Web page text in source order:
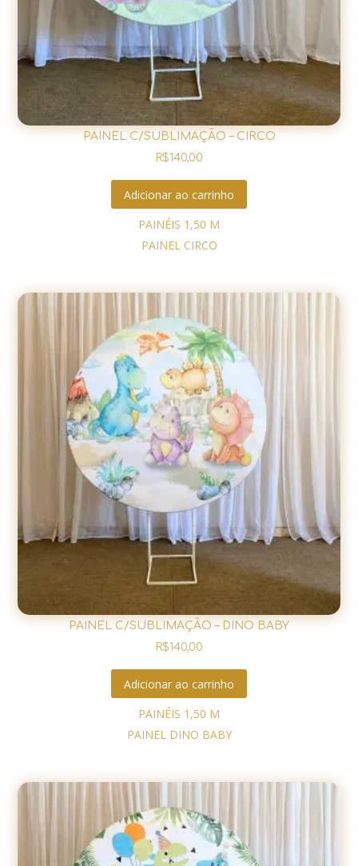
PAINEL C/SUBLIMAÇÃO – CIRCO
R$140,00
Adicionar ao carrinho
PAINÉIS 1,50 M
PAINEL CIRCO
PAINEL C/SUBLIMAÇÃO – DINO BABY
R$140,00
Adicionar ao carrinho
PAINÉIS 1,50 M
PAINEL DINO BABY